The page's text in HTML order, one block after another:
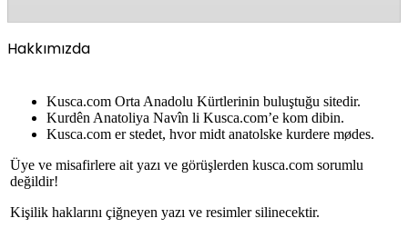
Hakkımızda
Kusca.com Orta Anadolu Kürtlerinin buluştuğu sitedir.
Kurdên Anatoliya Navîn li Kusca.com’e kom dibin.
Kusca.com er stedet, hvor midt anatolske kurdere mødes.
Üye ve misafirlere ait yazı ve görüşlerden kusca.com sorumlu
değildir!
Kişilik haklarını çiğneyen yazı ve resimler silinecektir.